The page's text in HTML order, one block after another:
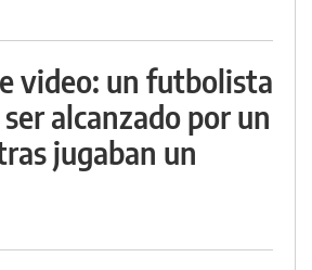
video: un futbolista
alcanzado por un
jugaban un